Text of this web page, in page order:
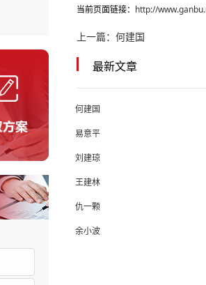
当前页面链接： http://
上一篇： 何建国
最新文章
何建国
易意平
刘建琼
王建林
仇一颗
余小波